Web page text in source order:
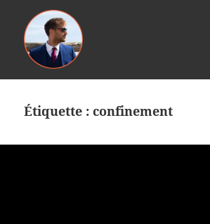
Étiquette :confinement